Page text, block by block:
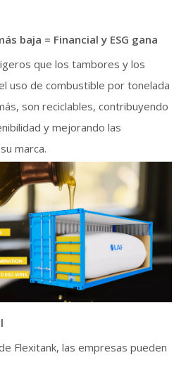
baja = Financial y ESG gana
que los tambores y los
uso de combustible por tonelada
son reciclables, contribuyendo
y mejorando las
marca.
Flexitank, las empresas pueden